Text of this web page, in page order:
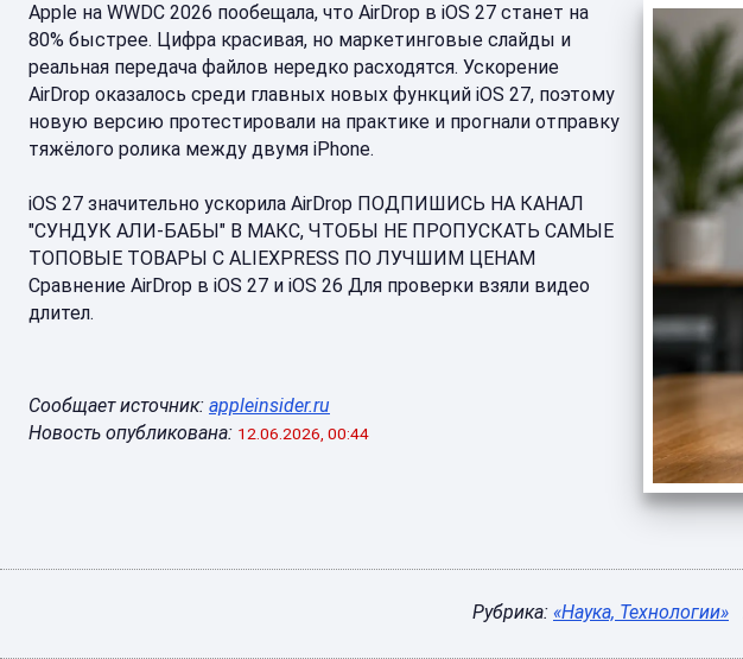
Apple на WWDC 2026 пообещала, что AirDrop в iOS 27 станет на
80% быстрее. Цифра красивая, но маркетинговые слайды и
реальная передача файлов нередко расходятся. Ускорение
AirDrop оказалось среди главных новых функций iOS 27, поэтому
новую версию протестировали на практике и прогнали отправку
тяжёлого ролика между двумя iPhone.
iOS 27 значительно ускорила AirDrop ПОДПИШИСЬ НА КАНАЛ
"СУНДУК АЛИ-БАБЫ" В МАКС, ЧТОБЫ НЕ ПРОПУСКАТЬ САМЫЕ
ТОПОВЫЕ ТОВАРЫ С ALIEXPRESS ПО ЛУЧШИМ ЦЕНАМ
Сравнение AirDrop в iOS 27 и iOS 26 Для проверки взяли видео
длител.
Сообщает источник: appleinsider.ru
Новость опубликована: 12.06.2026, 00:44
Рубрика: «Наука, Технологии»